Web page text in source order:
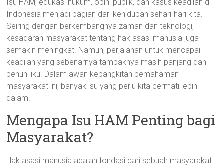
Indonesia menjadi bagian dari kehidupan sehari-hari kita.
Seiring dengan berkembangnya zaman dan teknologi,
kesadaran masyarakat tentang hak asasi manusia juga
semakin meningkat. Namun, perjalanan untuk mencapai
keadilan yang sebenarnya tampaknya masih panjang dan
penuh liku. Dalam awan kebangkitan pemahaman
masyarakat ini, banyak isu yang perlu kita cermati lebih
dalam.
Mengapa Isu HAM Penting bagi
Masyarakat?
Hak asasi manusia adalah fondasi dari sebuah masyarakat